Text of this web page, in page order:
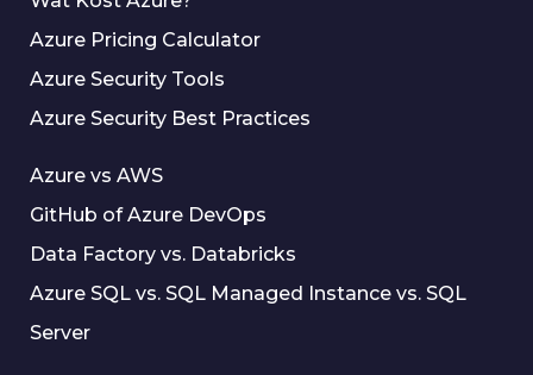
Azure Pricing Calculator
Azure Security Tools
Azure Security Best Practices
Azure vs AWS
GitHub of Azure DevOps
Data Factory vs. Databricks
Azure SQL vs. SQL Managed Instance vs. SQL
Server